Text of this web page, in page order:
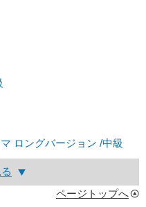
ロングバージョン /中級
ページトップへ